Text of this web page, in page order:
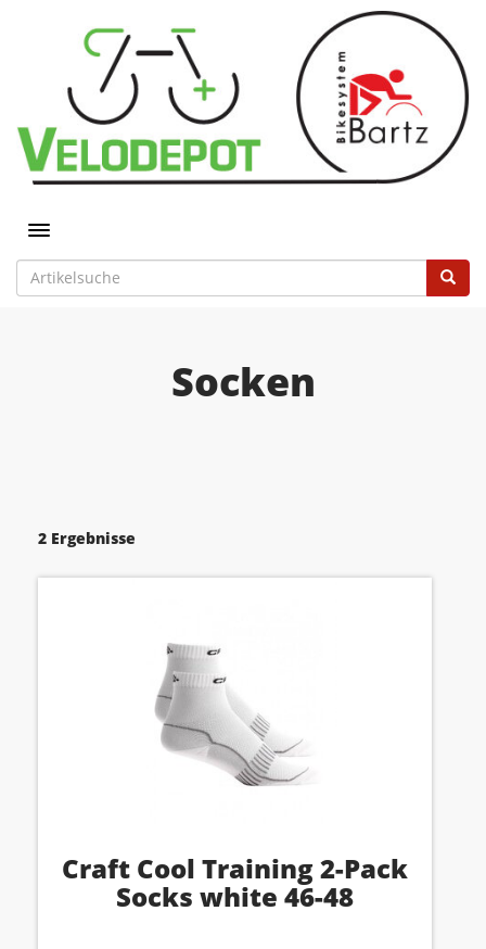
Toggle navigation
Socken
2 Ergebnisse
Craft Cool Training 2-Pack
Socks white 46-48